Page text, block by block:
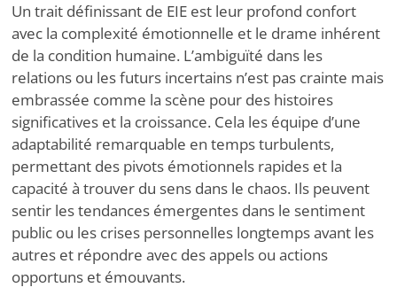
Un trait définissant de EIE est leur profond confort
avec la complexité émotionnelle et le drame inhérent
de la condition humaine. L’ambiguïté dans les
relations ou les futurs incertains n’est pas crainte mais
embrassée comme la scène pour des histoires
significatives et la croissance. Cela les équipe d’une
adaptabilité remarquable en temps turbulents,
permettant des pivots émotionnels rapides et la
capacité à trouver du sens dans le chaos. Ils peuvent
sentir les tendances émergentes dans le sentiment
public ou les crises personnelles longtemps avant les
autres et répondre avec des appels ou actions
opportuns et émouvants.